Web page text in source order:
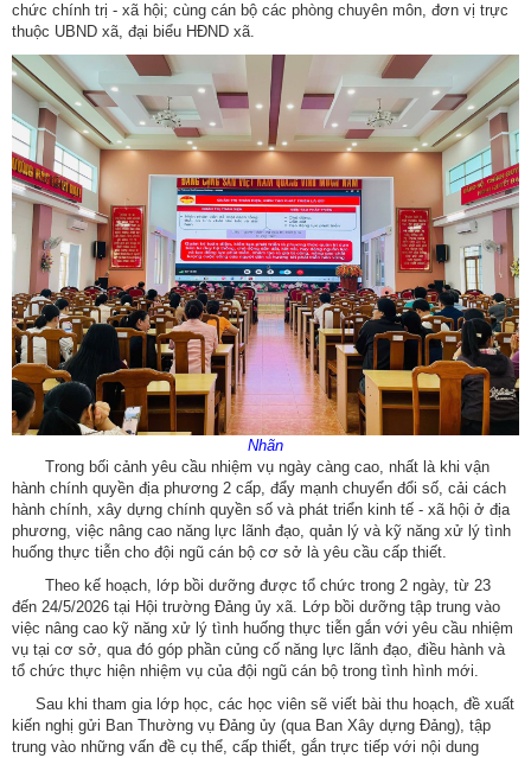
chức chính trị - xã hội; cùng cán bộ các phòng chuyên môn, đơn vị trực
thuộc UBND xã, đại biểu HĐND xã.
Nhãn
Trong bối cảnh yêu cầu nhiệm vụ ngày càng cao, nhất là khi vận
hành chính quyền địa phương 2 cấp, đẩy mạnh chuyển đổi số, cải cách
hành chính, xây dựng chính quyền số và phát triển kinh tế - xã hội ở địa
phương, việc nâng cao năng lực lãnh đạo, quản lý và kỹ năng xử lý tình
huống thực tiễn cho đội ngũ cán bộ cơ sở là yêu cầu cấp thiết.
Theo kế hoạch, lớp bồi dưỡng được tổ chức trong 2 ngày, từ 23
đến 24/5/2026 tại Hội trường Đảng ủy xã. Lớp bồi dưỡng tập trung vào
việc nâng cao kỹ năng xử lý tình huống thực tiễn gắn với yêu cầu nhiệm
vụ tại cơ sở, qua đó góp phần củng cố năng lực lãnh đạo, điều hành và
tổ chức thực hiện nhiệm vụ của đội ngũ cán bộ trong tình hình mới.
Sau khi tham gia lớp học, các học viên sẽ viết bài thu hoạch, đề xuất
kiến nghị gửi Ban Thường vụ Đảng ủy (qua Ban Xây dựng Đảng), tập
trung vào những vấn đề cụ thể, cấp thiết, gắn trực tiếp với nội dung